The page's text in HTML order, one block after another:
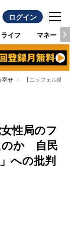
ログイン
ライフ マネー
幸せ 【エッフェル姉
性局のフ
のか 自民
への批判